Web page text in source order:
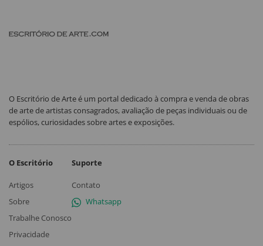
O Escritório de Arte é um portal dedicado à compra e venda de obras
de arte de artistas consagrados, avaliação de peças individuais ou de
espólios, curiosidades sobre artes e exposições.
O Escritório
Artigos
Sobre
Trabalhe Conosco
Privacidade
Suporte
Contato
Whatsapp